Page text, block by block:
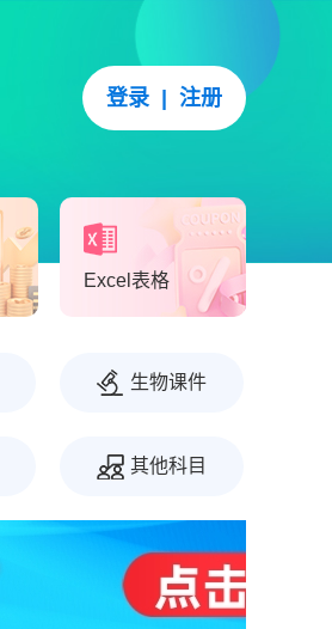
登录 注册
Excel表格
生物课件
其他科目